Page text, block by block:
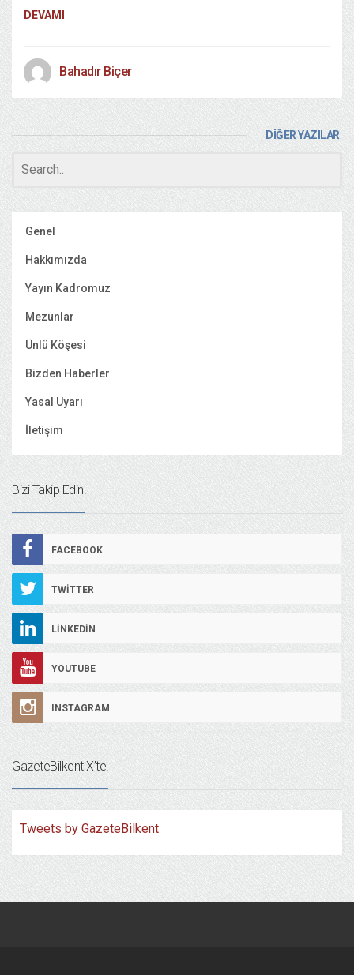
DEVAMI
Bahadır Biçer
DİĞER YAZILAR
Genel
Hakkımızda
Yayın Kadromuz
Mezunlar
Ünlü Köşesi
Bizden Haberler
Yasal Uyarı
İletişim
Bizi Takip Edin!
FACEBOOK
TWITTER
LINKEDIN
YOUTUBE
INSTAGRAM
GazeteBilkent X’te!
Tweets by GazeteBilkent